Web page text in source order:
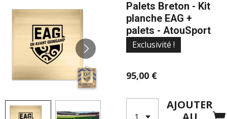
Palets Breton - Kit
planche EAG +
palets - AtouSport
Exclusivité !
95,00 €
AJOUTER